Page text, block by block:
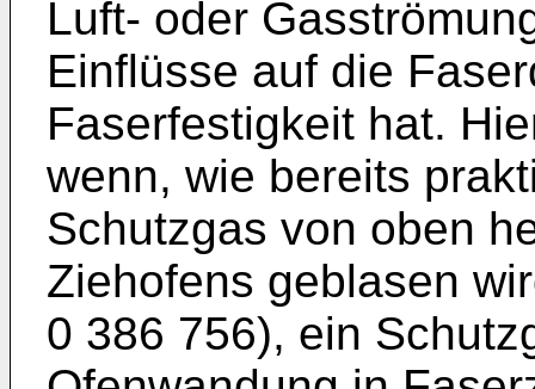
Luft- oder
Einflüsse auf die
Faserfestigkeit hat.
wenn, wie bereits
Schutzgas von oben
Ziehofens geblasen
0 386 756), ein